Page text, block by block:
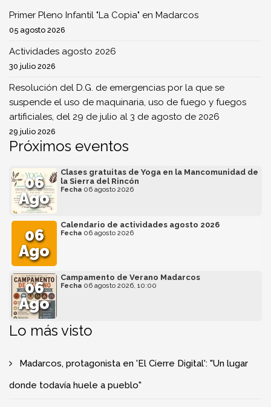
Primer Pleno Infantil "La Copia" en Madarcos
05 agosto 2026
Actividades agosto 2026
30 julio 2026
Resolución del D.G. de emergencias por la que se
suspende el uso de maquinaria, uso de fuego y fuegos
artificiales, del 29 de julio al 3 de agosto de 2026
29 julio 2026
Próximos eventos
06
Ago
Clases gratuitas de Yoga en la Mancomunidad de
la Sierra del Rincón
Fecha 06 agosto 2026
06
Ago
Calendario de actividades agosto 2026
Fecha 06 agosto 2026
06
Ago
Campamento de Verano Madarcos
Fecha 06 agosto 2026, 10:00
Lo más visto
Madarcos, protagonista en 'El Cierre Digital': "Un lugar
donde todavía huele a pueblo"